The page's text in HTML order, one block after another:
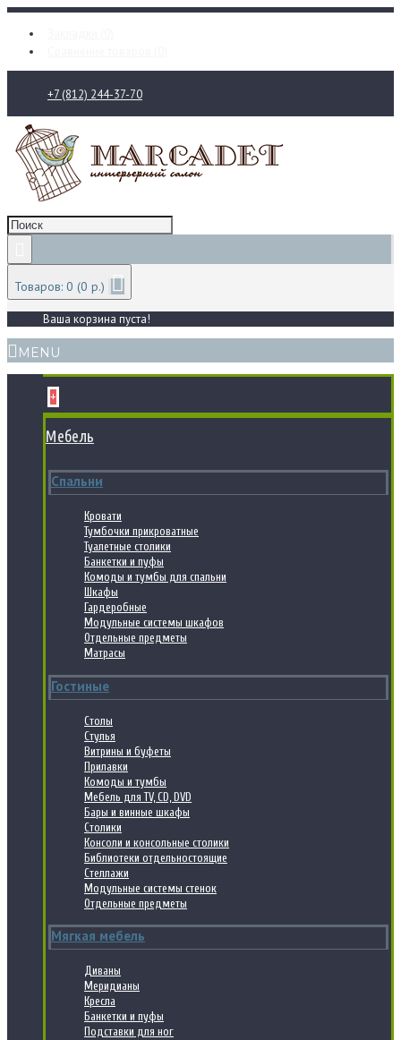
+7 (812) 244-37-70
Товаров: 0 (0 р.)
Ваша корзина пуста!
MENU
+
Мебель
Спальни
Кровати
Тумбочки прикроватные
Туалетные столики
Банкетки и пуфы
Комоды и тумбы для спальни
Шкафы
Гардеробные
Модульные системы шкафов
Отдельные предметы
Матрасы
Гостиные
Столы
Стулья
Витрины и буфеты
Прилавки
Комоды и тумбы
Мебель для TV, CD, DVD
Бары и винные шкафы
Столики
Консоли и консольные столики
Библиотеки отдельностоящие
Стеллажи
Модульные системы стенок
Отдельные предметы
Мягкая мебель
Диваны
Меридианы
Кресла
Банкетки и пуфы
Подставки для ног